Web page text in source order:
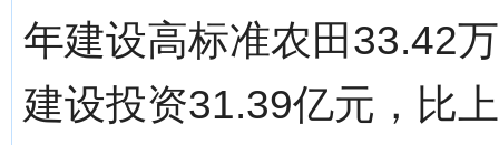
年建设高标准农田33.42
建设投资31.39亿元，比